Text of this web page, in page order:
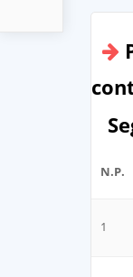
N.P.
1